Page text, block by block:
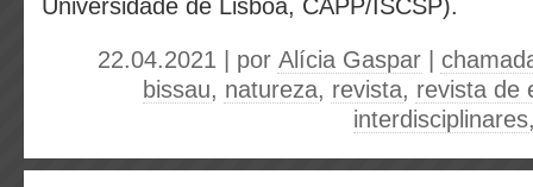
Universidade de Lisboa, CAPP/ISCSP).
22.04.2021 | por Alícia Gaspar
bissau, natureza, revista, revista de
interdisciplinares